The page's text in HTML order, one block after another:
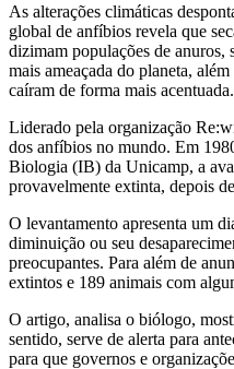
As alterações climáticas
global de anfíbios revela que
dizimam populações de anuros,
mais ameaçada do planeta,
caíram de forma mais
Liderado pela organização
dos anfíbios no mundo. Em
Biologia (IB) da Unicamp, a
provavelmente extinta, depois
O levantamento apresenta um
diminuição ou seu
preocupantes. Para além de
extintos e 189 animais com
O artigo, analisa o biólogo,
sentido, serve de alerta para
para que governos e